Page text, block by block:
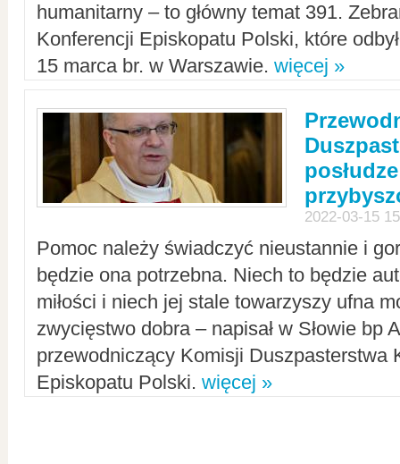
humanitarny – to główny temat 391.
Konferencji Episkopatu Polski, które
15 marca br. w Warszawie. więcej »
2022-03-15
Pomoc należy świadczyć nieustannie i
będzie ona potrzebna. Niech to będzie
miłości i niech jej stale towarzyszy ufna
zwycięstwo dobra – napisał w Słowie bp
przewodniczący Komisji Duszpasterstwa
Episkopatu Polski. więcej »